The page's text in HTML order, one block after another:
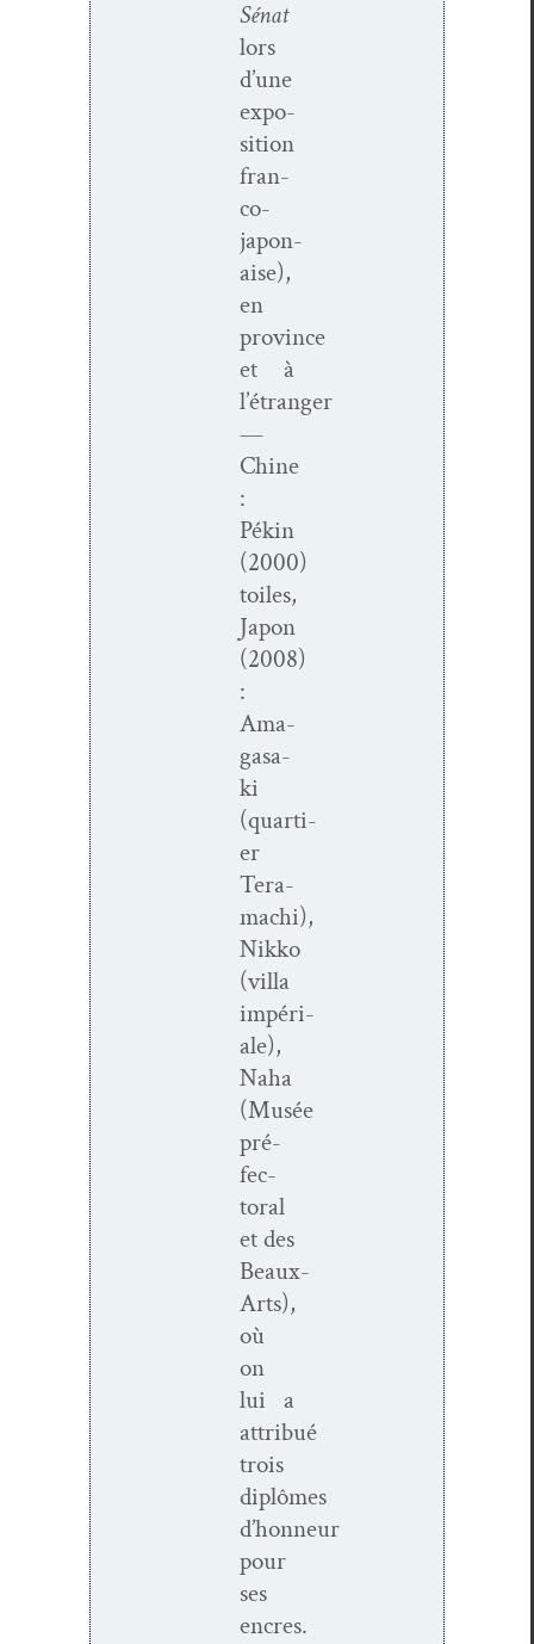
Sénat
lors
d’une
expo­
si­tion
fran­­
co-
japon­
aise),
en
province
et à
l’étranger
—
Chine
:
Pékin
(2000)
toiles,
Japon
(2008)
:
Ama­
gasa­
ki
(quarti­
er
Tera­
machi),
Nikko
(vil­la
impéri­
ale),
Naha
(Musée
pré­
fec­
toral
et des
Beaux-
Arts),
où
on
lui a
attribué
trois
diplômes
d’honneur
pour
ses
encres.